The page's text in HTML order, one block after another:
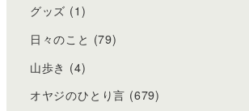
グッズ (1)
日々のこと (79)
山歩き (4)
オヤジのひとり言 (679)